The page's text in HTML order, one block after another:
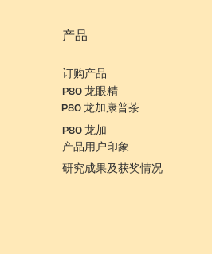
产品
订购产品
P80 龙眼精
P80 龙加
产品用户印象
研究成果及获奖情况
P80 龙加康普茶